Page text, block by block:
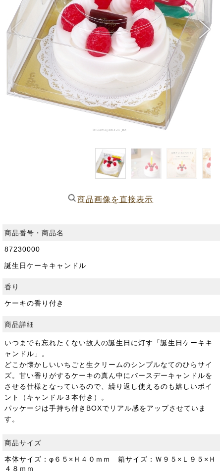
商品画像を直接表示
商品番号・商品名
87230000
誕生日ケーキキャンドル
香り
ケーキの香り付き
商品詳細
いつまでも忘れたくない故人の誕生日に灯す「誕生日ケーキキ
ャンドル」。
どこか懐かしいいちごと生クリームのシンプルなてのひらサイ
ズ。甘い香りがするケーキの真ん中にバースデーキャンドルを
させる仕様となっているので、繰り返し使えるのも嬉しいポイ
ント（キャンドル３本付き）。
パッケージは手持ち付きBOXでリアル感をアップさせていま
す。
商品サイズ
本体サイズ：φ６５×Ｈ４０ｍｍ 箱サイズ：Ｗ９５×Ｌ９５×Ｈ
４８ｍｍ